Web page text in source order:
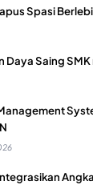
Spasi
Daya Saing